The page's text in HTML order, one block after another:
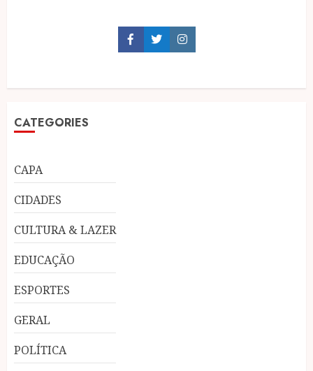
FacebookTwitterInstagram
CATEGORIES
CAPA
CIDADES
CULTURA & LAZER
EDUCAÇÃO
ESPORTES
GERAL
POLÍTICA